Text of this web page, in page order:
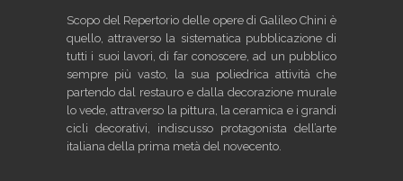
Scopo del Repertorio delle opere di Galileo Chini è
quello, attraverso la sistematica pubblicazione di
tutti i suoi lavori, di far conoscere, ad un pubblico
sempre più vasto, la sua poliedrica attività che
partendo dal restauro e dalla decorazione murale
lo vede, attraverso la pittura, la ceramica e i grandi
cicli decorativi, indiscusso protagonista dell’arte
italiana della prima metà del novecento.